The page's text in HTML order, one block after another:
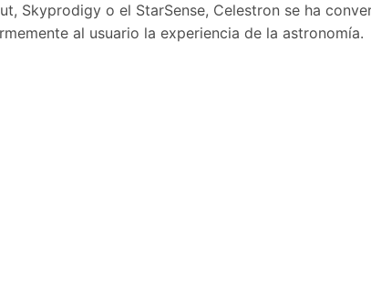
Skyprodigy o el StarSense, Celestron se ha
al usuario la experiencia de la astronomía.